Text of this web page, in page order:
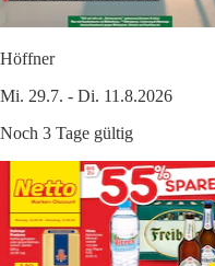
Höffner
Mi. 29.7. - Di. 11.8.2026
Noch 3 Tage gültig